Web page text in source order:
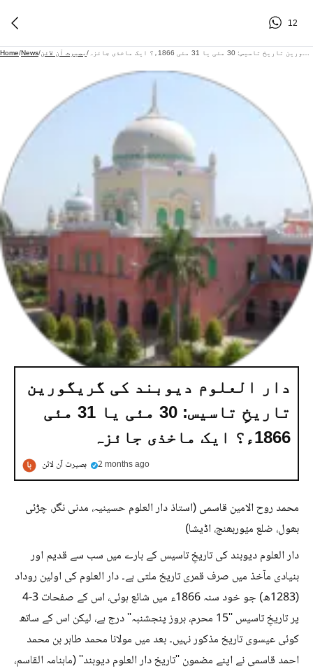
12
Home/News/بصیرت آن لائن/
دار العلوم دیوبند کی گریگورین
تاریخِ تاسیس: 30 مئی یا 31 مئی
1866ء؟ ایک ماخذی جائزہ
بصیرت آن لائن 2 months ago
محمد روح الامین قاسمی (استاذ دار العلوم حسینیہ، مدنی نگر، چڑئی
بھول، ضلع میُوربھنج، اڈیشا)
دار العلوم دیوبند کی تاریخِ تاسیس کے بارے میں سب سے قدیم اور
بنیادی مآخذ میں صرف قمری تاریخ ملتی ہے۔ دار العلوم کی اولین روداد
(1283ھ) جو خود سنہ 1866ء میں شائع ہوئی، اس کے صفحات 3-4
پر تاریخِ تاسیس ''15 محرم، بروز پنجشنبہ'' درج ہے، لیکن اس کے ساتھ
کوئی عیسوی تاریخ مذکور نہیں۔ بعد میں مولانا محمد طاہر بن محمد
احمد قاسمی نے اپنے مضمون ''تاریخ دار العلوم دیوبند'' (ماہنامہ القاسم،